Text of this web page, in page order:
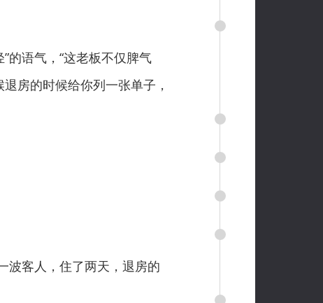
语气，“这老板不仅脾气
房的时候给你列一张单子，
客人，住了两天，退房的